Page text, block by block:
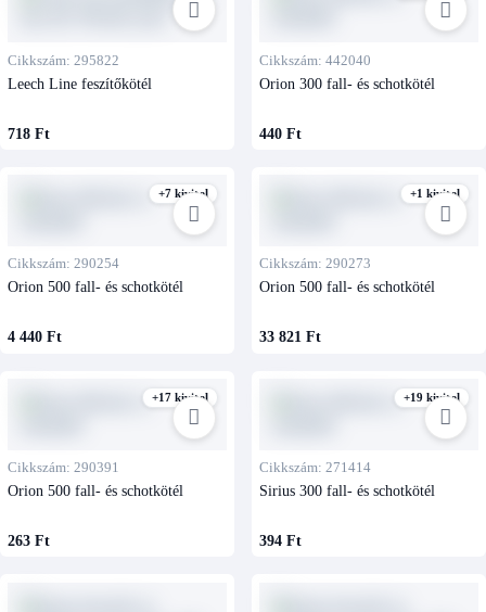
Cikkszám: 295822
Leech Line feszítőkötél
718 Ft
Cikkszám: 442040
Orion 300 fall- és schotkötél
440 Ft
+7 kivitel
Cikkszám: 290254
Orion 500 fall- és schotkötél
4 440 Ft
+1 kivitel
Cikkszám: 290273
Orion 500 fall- és schotkötél
33 821 Ft
+17 kivitel
Cikkszám: 290391
Orion 500 fall- és schotkötél
263 Ft
+19 kivitel
Cikkszám: 271414
Sirius 300 fall- és schotkötél
394 Ft